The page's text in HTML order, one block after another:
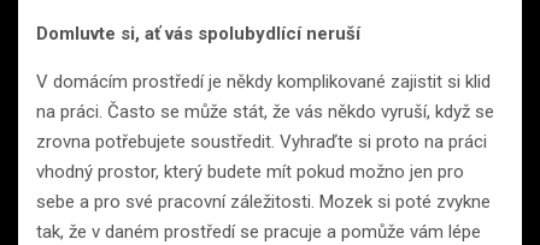
Domluvte si, ať vás spolubydlící neruší
V domácím prostředí je někdy komplikované zajistit si klid
na práci. Často se může stát, že vás někdo vyruší, když se
zrovna potřebujete soustředit. Vyhraďte si proto na práci
vhodný prostor, který budete mít pokud možno jen pro
sebe a pro své pracovní záležitosti. Mozek si poté zvykne
tak, že v daném prostředí se pracuje a pomůže vám lépe